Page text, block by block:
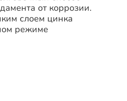
от коррозии.
слоем цинка
режиме